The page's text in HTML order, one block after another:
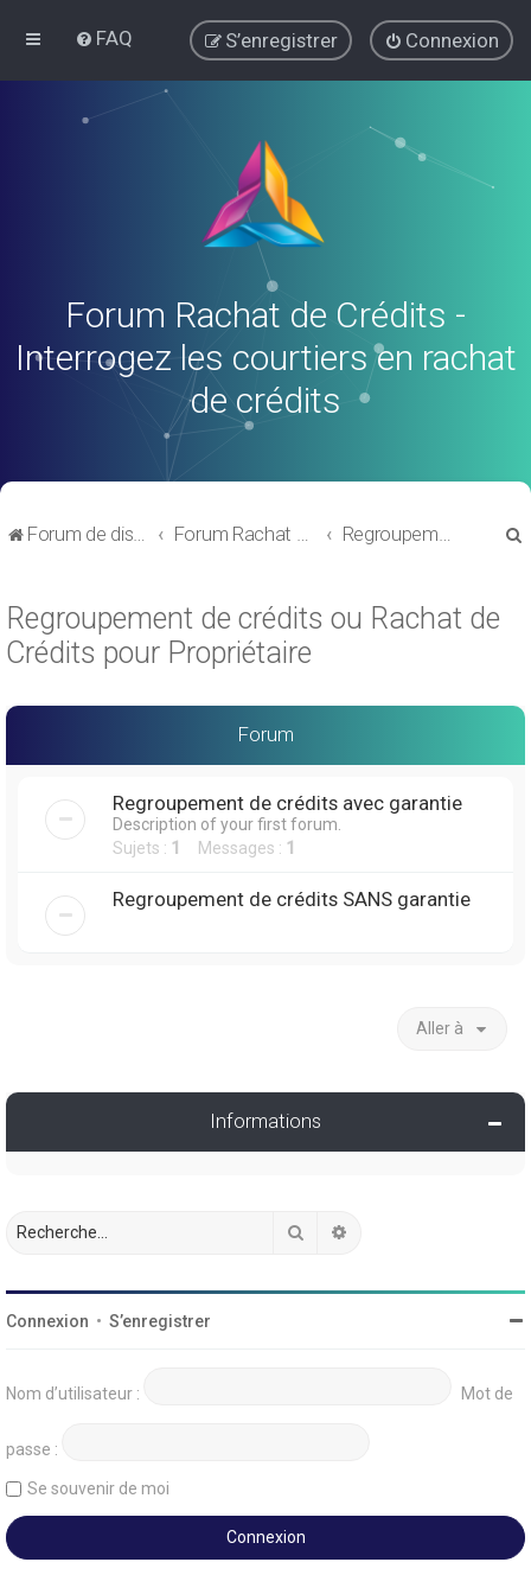
FAQ Connexion
S’enregistrer
Forum Rachat de Crédits -
Interrogez les courtiers en rachat
de crédits
Forum de discussions sur le Regroupement de Crédits et le Rachat de Crédits Forum Rachat de Crédits Regroupement de crédits ou Rachat de Crédits pour Propriétaire
Regroupement de crédits ou Rachat de
Crédits pour Propriétaire
Forum
Regroupement de crédits avec garantie
Description of your first forum.
Sujets : 1 Messages : 1
Regroupement de crédits SANS garantie
Aller à
Informations
Rechercher
Connexion • S’enregistrer
Nom d’utilisateur : Mot de
passe :
Se souvenir de moi